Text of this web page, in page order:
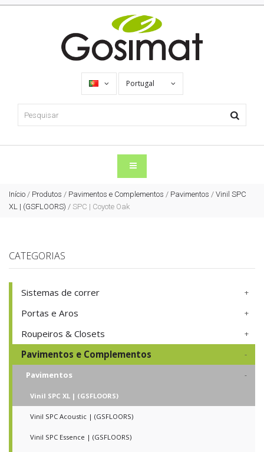
Portugal
Início / Produtos / Pavimentos e Complementos / Pavimentos / Vinil SPC
XL | (GSFLOORS) / SPC | Coyote Oak
CATEGORIAS
Sistemas de correr
Portas e Aros
Roupeiros & Closets
Pavimentos e Complementos
Pavimentos
Vinil SPC XL | (GSFLOORS)
Vinil SPC Acoustic | (GSFLOORS)
Vinil SPC Essence | (GSFLOORS)